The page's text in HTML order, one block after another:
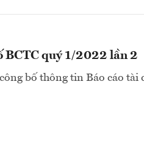
BCTC quý 1/2022 lần 2
bố thông tin Báo cáo tài